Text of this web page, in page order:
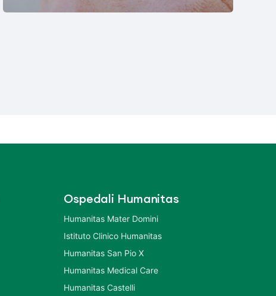
Ospedali Humanitas
Humanitas Mater Domini
Istituto Clinico Humanitas
Humanitas San Pio X
Humanitas Medical Care
Humanitas Castelli